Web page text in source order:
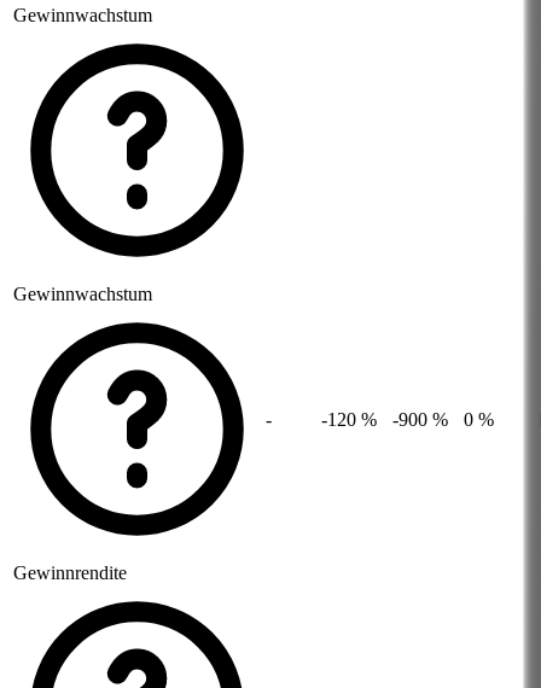
Gewinnwachstum
Gewinnwachstum
- -120 % -900 % 0 %
Gewinnrendite